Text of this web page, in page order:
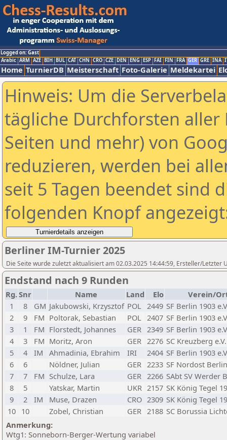
Logged on: Gast
Arabic ARM AZE BIH BUL CAT CHN CRO CZE DEN ENG ESP FAI FIN FRA GER GRE INA
Home TurnierDB Meisterschaft Foto-Galerie Meldekartei
Hinweis: Um die
tägliche Durchforsten aller
Seiten und mehr) von
reduzieren, werden bei
seit 5 Tagen beendet sind
folgenden Knopf
Berliner IM-Turnier 2025
Die Seite wurde zuletzt aktualisiert am 02.03.2025 14:44:59, Ersteller/Letzter
Endstand nach 9 Runden
Rg.Snr Name Land Elo
Verein/
1
8 GM Jakubowski, Krzysztof POL 2449 SF Berlin 1903
2
9 FM Poltorak, Sebastian POL 2407 SF Berlin 1903
3
1 FM Florstedt, Johannes GER 2349 SF Berlin 1903
4
3 FM Moritz, Aron GER 2276 SC Kreuzberg e.V.
5
4 IM Ahmadinia, Ebrahim IRI 2404 SF Berlin 1903
6
6 Nöldner, Julian GER 2233 SF Nordost Berlin
7
7 FM Schulze, Lara GER 2266 SAbt SV Werder
8
5 Yatskar, Martin UKR 2157 SK König Tegel
9
2 IM Muse, Drazen CRO 2309 SK König Tegel
10 10 Zobel, Christian GER 2188 SC Borussia
Anmerkung:
Wtg1: Sonneborn-Berger-Wertung variabel